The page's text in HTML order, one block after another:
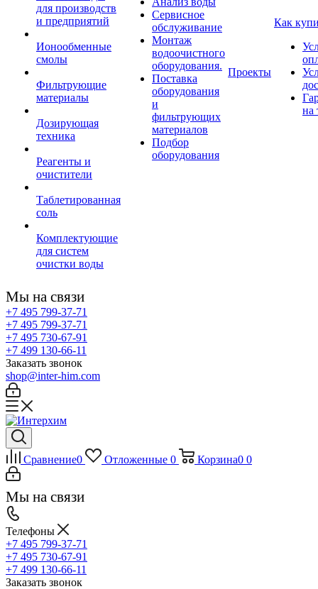
для производств
и предприятий
Ионообменные
смолы
Фильтрующие
материалы
Дозирующая
техника
Реагенты и
очистители
Таблетированная
соль
Комплектующие
для систем
очистки воды
Сервисное
обслуживание
Монтаж
водоочистного
оборудования.
Поставка
оборудования
и
фильтрующих
материалов
Подбор
оборудования
Проекты
Как
на
Мы на связи
+7 495 799-37-71
+7 495 799-37-71
+7 495 730-67-91
+7 499 130-66-11
Заказать звонок
shop@inter-him.com
Сравнение0 Отложенные 0 Корзина0 0
Мы на связи
Телефоны
+7 495 799-37-71
+7 495 730-67-91
+7 499 130-66-11
Заказать звонок